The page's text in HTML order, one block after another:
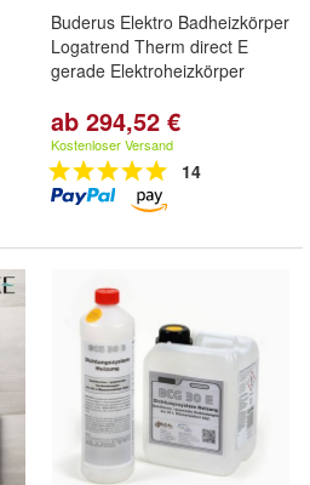
Buderus Elektro Badheizkörper
Logatrend Therm direct E
gerade Elektroheizkörper
ab 294,52 €
Kostenloser Versand
14